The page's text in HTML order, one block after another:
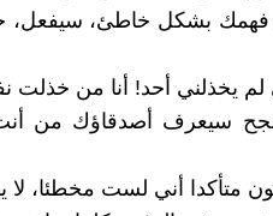
فهمك بشكل خاطئ، سيفعل،
تنجح سيعرف أصدقاؤك